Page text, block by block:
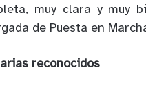
muy clara y muy
de Puesta en
reconocidos